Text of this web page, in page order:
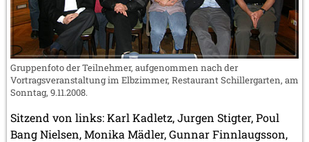
Gruppenfoto der Teilnehmer, aufgenommen nach der
Vortragsveranstaltung im Elbzimmer, Restaurant Schillergarten, am
Sonntag, 9.11.2008.
Sitzend von links: Karl Kadletz, Jurgen Stigter, Poul
Bang Nielsen, Monika Mädler, Gunnar Finnlaugsson,